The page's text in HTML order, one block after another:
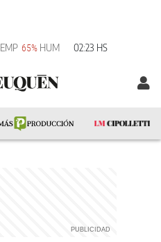
65% HUM 02:23 HS